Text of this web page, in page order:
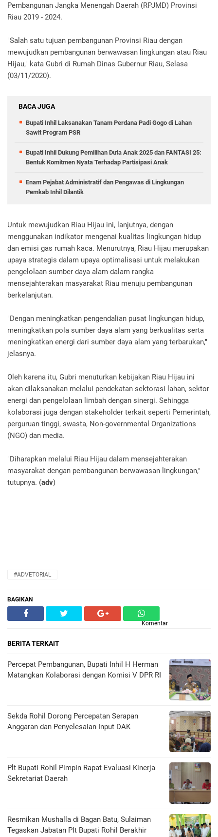
Pembangunan Jangka Menengah Daerah (RPJMD) Provinsi
Riau 2019 - 2024.
"Salah satu tujuan pembangunan Provinsi Riau dengan
mewujudkan pembangunan berwawasan lingkungan atau Riau
Hijau," kata Gubri di Rumah Dinas Gubernur Riau, Selasa
(03/11/2020).
BACA JUGA
Bupati Inhil Laksanakan Tanam Perdana Padi Gogo di Lahan
Sawit Program PSR
Bupati Inhil Dukung Pemilihan Duta Anak 2025 dan FANTASI 25:
Bentuk Komitmen Nyata Terhadap Partisipasi Anak
Enam Pejabat Administratif dan Pengawas di Lingkungan
Pemkab Inhil Dilantik
Untuk mewujudkan Riau Hijau ini, lanjutnya, dengan
menggunakan indikator mengenai kualitas lingkungan hidup
dan emisi gas rumah kaca. Menurutnya, Riau Hijau merupakan
upaya strategis dalam upaya optimalisasi untuk melakukan
pengelolaan sumber daya alam dalam rangka
mensejahterakan masyarakat Riau menuju pembangunan
berkelanjutan.
"Dengan meningkatkan pengendalian pusat lingkungan hidup,
meningkatkan pola sumber daya alam yang berkualitas serta
meningkatkan energi dari sumber daya alam yang terbarukan,"
jelasnya.
Oleh karena itu, Gubri menuturkan kebijakan Riau Hijau ini
akan dilaksanakan melalui pendekatan sektorasi lahan, sektor
energi dan pengelolaan limbah dengan sinergi. Sehingga
kolaborasi juga dengan stakeholder terkait seperti Pemerintah,
perguruan tinggi, swasta, Non-governmental Organizations
(NGO) dan media.
"Diharapkan melalui Riau Hijau dalam mensejahterakan
masyarakat dengan pembangunan berwawasan lingkungan,"
tutupnya. (adv)
#ADVETORIAL
BAGIKAN
Komentar
BERITA TERKAIT
Percepat Pembangunan, Bupati Inhil H Herman
Matangkan Kolaborasi dengan Komisi V DPR RI
Sekda Rohil Dorong Percepatan Serapan
Anggaran dan Penyelesaian Input DAK
Plt Bupati Rohil Pimpin Rapat Evaluasi Kinerja
Sekretariat Daerah
Resmikan Mushalla di Bagan Batu, Sulaiman
Tegaskan Jabatan Plt Bupati Rohil Berakhir